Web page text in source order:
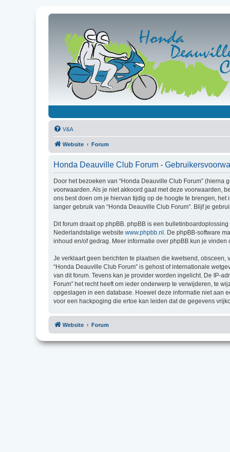
V&A
Website Forum
Honda Deauville Club Forum -
Door het bezoeken van “Honda Deauville Club Forum” (hierna
voorwaarden. Als je niet akkoord gaat met deze voorwaarden,
ons best doen om je hiervan tijdig op de hoogte te brengen,
langer gebruik van “Honda Deauville Club Forum”. Blijf je
Dit forum draait op phpBB. phpBB is een
Nederlandstalige website www.phpbb.nl . De phpBB-software
inhoud en/of gedrag. Meer informatie over phpBB kun je vinden
Je verklaart geen berichten te plaatsen die kwetsend,
“Honda Deauville Club Forum” is gehost of internationale
van dit forum. Tevens kan je provider worden ingelicht. De IP-
Forum” het recht heeft om ieder onderwerp te verwijderen, te
opgeslagen in een database. Hoewel deze informatie niet aan
voor een hackpoging die ertoe kan leiden dat de gegevens
Website Forum